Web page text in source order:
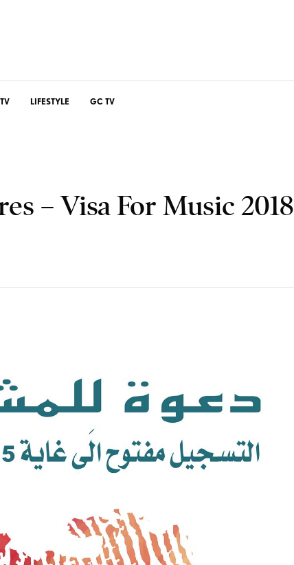
LIFESTYLE GC TV
– Visa For Music 2018